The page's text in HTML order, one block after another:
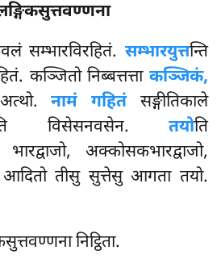
सम्भारविरहितं. सम्भारयुत्तन्ति
कञ्जितो निब्बत्तत्ता कञ्जिकं,
अत्थो.नामं गहितंसङ्गीतिकाले
विसेसनवसेन. तयोति
अक्कोसकभारद्वाजो,
आदितो तीसु सुत्तेसु आगता तयो.
निट्ठिता.